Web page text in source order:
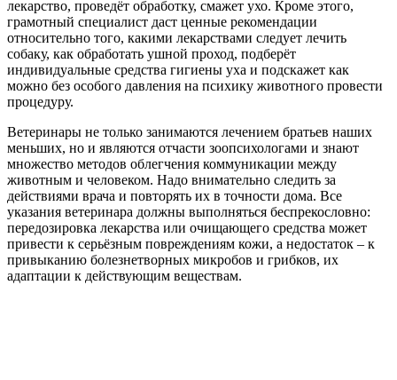
лекарство, проведёт обработку, смажет ухо. Кроме этого,
грамотный специалист даст ценные рекомендации
относительно того, какими лекарствами следует лечить
собаку, как обработать ушной проход, подберёт
индивидуальные средства гигиены уха и подскажет как
можно без особого давления на психику животного провести
процедуру.
Ветеринары не только занимаются лечением братьев наших
меньших, но и являются отчасти зоопсихологами и знают
множество методов облегчения коммуникации между
животным и человеком. Надо внимательно следить за
действиями врача и повторять их в точности дома. Все
указания ветеринара должны выполняться беспрекословно:
передозировка лекарства или очищающего средства может
привести к серьёзным повреждениям кожи, а недостаток – к
привыканию болезнетворных микробов и грибков, их
адаптации к действующим веществам.